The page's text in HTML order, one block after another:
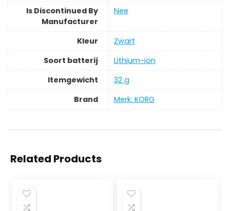
Is Discontinued By
Manufacturer
‎Nee
Kleur
‎Zwart
Soort batterij
‎Lithium-ion
Itemgewicht
‎32 g
Brand
Merk: KORG
Related Products